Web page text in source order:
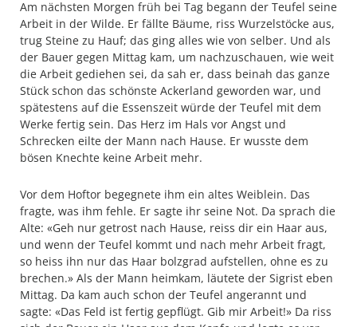
Am nächsten Morgen früh bei Tag begann der Teufel seine
Arbeit in der Wilde. Er fällte Bäume, riss Wurzelstöcke aus,
trug Steine zu Hauf; das ging alles wie von selber. Und als
der Bauer gegen Mittag kam, um nachzuschauen, wie weit
die Arbeit gediehen sei, da sah er, dass beinah das ganze
Stück schon das schönste Ackerland geworden war, und
spätestens auf die Essenszeit würde der Teufel mit dem
Werke fertig sein. Das Herz im Hals vor Angst und
Schrecken eilte der Mann nach Hause. Er wusste dem
bösen Knechte keine Arbeit mehr.
Vor dem Hoftor begegnete ihm ein altes Weiblein. Das
fragte, was ihm fehle. Er sagte ihr seine Not. Da sprach die
Alte: «Geh nur getrost nach Hause, reiss dir ein Haar aus,
und wenn der Teufel kommt und nach mehr Arbeit fragt,
so heiss ihn nur das Haar bolzgrad aufstellen, ohne es zu
brechen.» Als der Mann heimkam, läutete der Sigrist eben
Mittag. Da kam auch schon der Teufel angerannt und
sagte: «Das Feld ist fertig gepflügt. Gib mir Arbeit!» Da riss